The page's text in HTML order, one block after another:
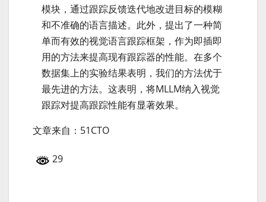
模块，通过跟踪反馈迭代地改进目标的模糊
和不准确的语言描述。此外，提出了一种简
单而有效的视觉语言跟踪框架，作为即插即
用的方法来提高现有跟踪器的性能。在多个
数据集上的实验结果表明，我们的方法优于
最先进的方法。这表明，将MLLM纳入视觉
跟踪对提高跟踪性能有显著效果。
文章来自：51CTO
29